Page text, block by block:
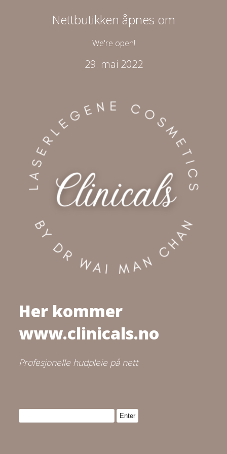
Nettbutikken åpnes om
We're open!
29. mai 2022
Her kommer
www.clinicals.no
Profesjonelle hudpleie på nett